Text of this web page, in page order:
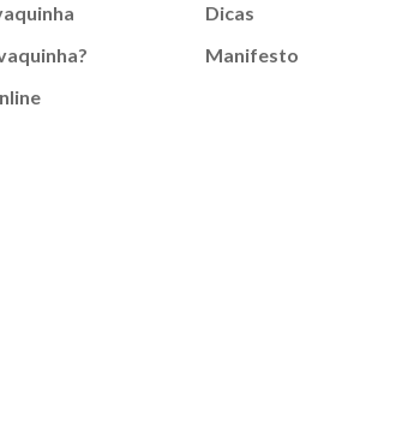
Dicas
Manifesto